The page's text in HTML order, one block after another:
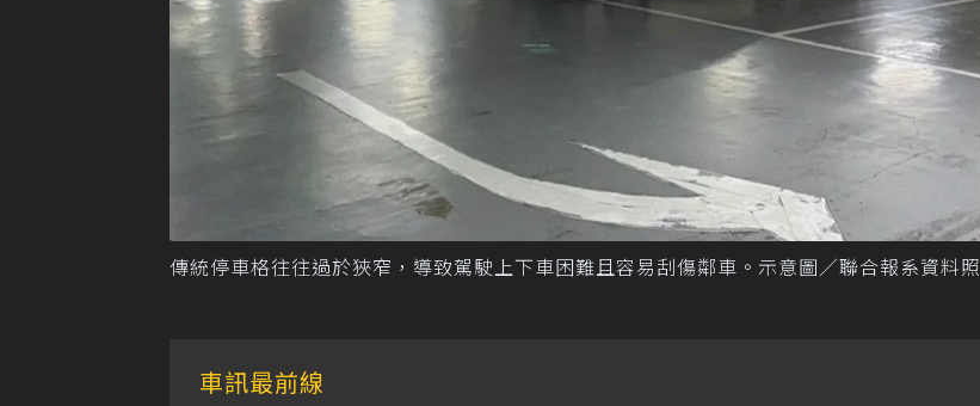
傳統停車格往往過於狹窄，導致駕駛上下車困難且容易刮傷鄰車。示意圖／聯合報系資料照
車訊最前線